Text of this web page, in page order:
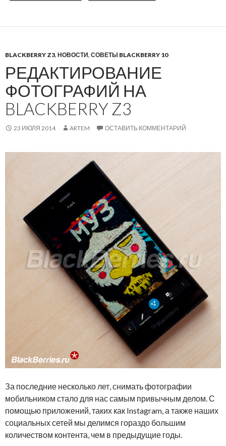
BLACKBERRY Z3, НОВОСТИ, СОВЕТЫ BLACKBERRY 10
РЕДАКТИРОВАНИЕ
ФОТОГРАФИЙ НА
BLACKBERRY Z3
23 ИЮЛЯ 2014 ARTEM ОСТАВИТЬ КОММЕНТАРИЙ
За последние несколько лет, снимать фотографии
мобильником стало для нас самым привычным делом. С
помощью приложений, таких как Instagram, а также наших
социальных сетей мы делимся гораздо большим
количеством контента, чем в предыдущие годы.